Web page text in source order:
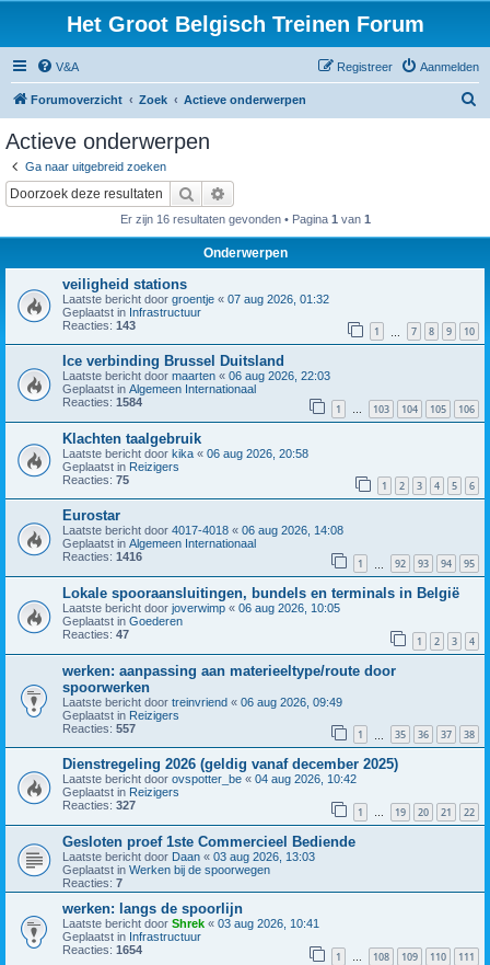
Het Groot Belgisch Treinen Forum
V&A Aanmelden
Registreer
Forumoverzicht Zoek Actieve onderwerpen
Actieve onderwerpen
Ga naar uitgebreid zoeken
Zoek
Er zijn 16 resultaten gevonden • Pagina 1 van 1
Onderwerpen
veiligheid stations
Laatste bericht door groentje « 07 aug 2026, 01:32
Geplaatst in Infrastructuur
Reacties: 143 1 7 8 9 10
Ice verbinding Brussel Duitsland
Laatste bericht door maarten « 06 aug 2026, 22:03
Geplaatst in Algemeen Internationaal
Reacties: 1584 1 … 103 104 105 106
Klachten taalgebruik
Laatste bericht door kika « 06 aug 2026, 20:58
Geplaatst in Reizigers
Reacties: 75 1 2 3 4 5 6
Eurostar
Laatste bericht door 4017-4018 « 06 aug 2026, 14:08
Geplaatst in Algemeen Internationaal
Reacties: 1416 1 92 93 94 95
Lokale spooraansluitingen, bundels en terminals in België
Laatste bericht door joverwimp « 06 aug 2026, 10:05
Geplaatst in Goederen
Reacties: 47 1 2 3 4
werken: aanpassing aan materieeltype/route door
spoorwerken
Laatste bericht door treinvriend « 06 aug 2026, 09:49
Geplaatst in Reizigers
Reacties: 557 1 35 36 37 38
Dienstregeling 2026 (geldig vanaf december 2025)
Laatste bericht door ovspotter_be « 04 aug 2026, 10:42
Geplaatst in Reizigers
Reacties: 327 1 … 19 20 21 22
Gesloten proef 1ste Commercieel Bediende
Laatste bericht door Daan « 03 aug 2026, 13:03
Geplaatst in Werken bij de spoorwegen
Reacties: 7
werken: langs de spoorlijn
Laatste bericht door Shrek « 03 aug 2026, 10:41
Geplaatst in Infrastructuur
Reacties: 1654 1 … 108 109 110 111